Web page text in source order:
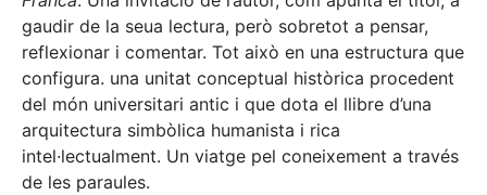
gaudir de la seua lectura, però sobretot a pensar,
reflexionar i comentar. Tot això en una estructura que
configura. una unitat conceptual històrica procedent
del món universitari antic i que dota el llibre d’una
arquitectura simbòlica humanista i rica
intel·lectualment. Un viatge pel coneixement a través
de les paraules.